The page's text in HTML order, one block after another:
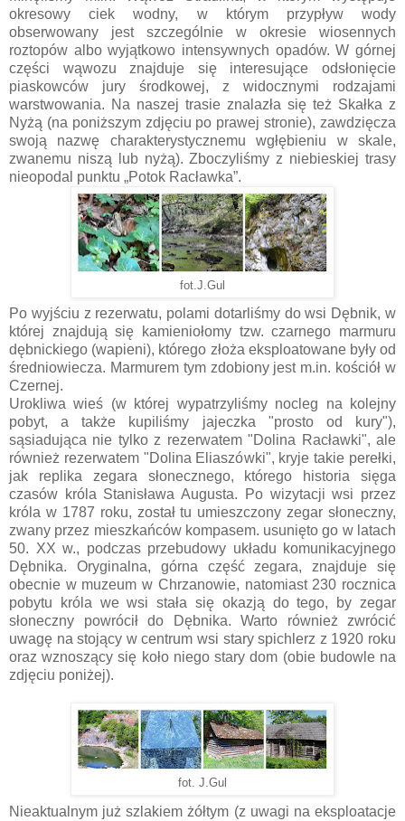
okresowy ciek wodny, w którym przypływ wody
obserwowany jest szczególnie w okresie wiosennych
roztopów albo wyjątkowo intensywnych opadów. W górnej
części wąwozu znajduje się interesujące odsłonięcie
piaskowców jury środkowej, z widocznymi rodzajami
warstwowania. Na naszej trasie znalazła się też Skałka z
Nyżą (na poniższym zdjęciu po prawej stronie), zawdzięcza
swoją nazwę charakterystycznemu wgłębieniu w skale,
zwanemu niszą lub nyżą). Zboczyliśmy z niebieskiej trasy
nieopodal punktu „Potok Racławka”.
fot.J.Gul
Po wyjściu z rezerwatu, polami dotarliśmy do wsi Dębnik, w
której znajdują się kamieniołomy tzw. czarnego marmuru
dębnickiego (wapieni), którego złoża eksploatowane były od
średniowiecza. Marmurem tym zdobiony jest m.in. kościół w
Czernej.
Urokliwa wieś (w której wypatrzyliśmy nocleg na kolejny
pobyt, a także kupiliśmy jajeczka "prosto od kury"),
sąsiadująca nie tylko z rezerwatem "Dolina Racławki", ale
również rezerwatem "Dolina Eliaszówki", kryje takie perełki,
jak replika zegara słonecznego, którego historia sięga
czasów króla Stanisława Augusta. Po wizytacji wsi przez
króla w 1787 roku, został tu umieszczony zegar słoneczny,
zwany przez mieszkańców kompasem. usunięto go w latach
50. XX w., podczas przebudowy układu komunikacyjnego
Dębnika. Oryginalna, górna część zegara, znajduje się
obecnie w muzeum w Chrzanowie, natomiast 230 rocznica
pobytu króla we wsi stała się okazją do tego, by zegar
słoneczny powrócił do Dębnika. Warto również zwrócić
uwagę na stojący w centrum wsi stary spichlerz z 1920 roku
oraz wznoszący się koło niego stary dom (obie budowle na
zdjęciu poniżej).
fot. J.Gul
Nieaktualnym już szlakiem żółtym (z uwagi na eksploatacje